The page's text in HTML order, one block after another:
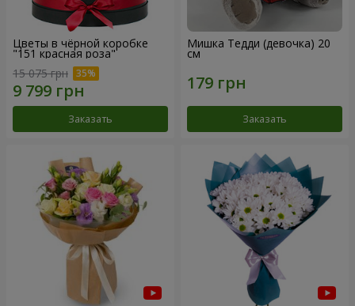
Цветы в чёрной коробке
"151 красная роза"
15 075 грн
Заказать
Мишка Тедди (девочка) 20
см
Заказать